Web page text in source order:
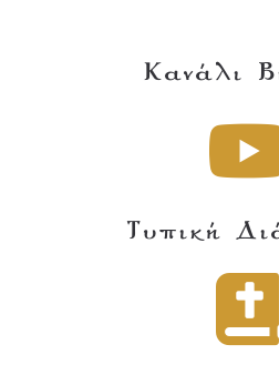
Κανάλι
Τυπική